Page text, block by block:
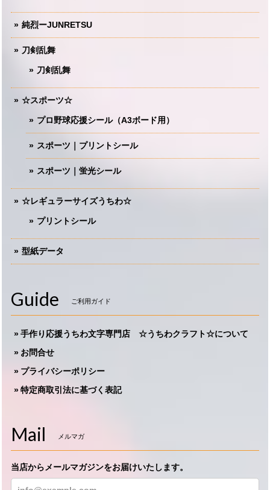
純烈ーJUNRETSU
刀剣乱舞
刀剣乱舞
☆スポーツ☆
プロ野球応援シール（A3ボード用）
スポーツ｜プリントシール
スポーツ｜蛍光シール
☆レギュラーサイズうちわ☆
プリントシール
型紙データ
Guide ご利用ガイド
手作り応援うちわ文字専門店 ☆うちわクラフト☆について
お問合せ
プライバシーポリシー
特定商取引法に基づく表記
Mail メルマガ
当店からメールマガジンをお届けいたします。